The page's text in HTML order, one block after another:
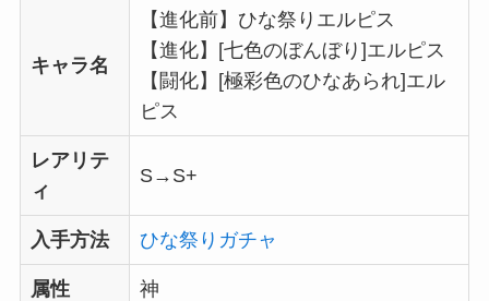
キャラ名
【進化前】ひな祭りエルピス
【進化】[七色のぼんぼり]エルピス
【闘化】[極彩色のひなあられ]エル
ピス
レアリテ
ィ
S→S+
入手方法 ひな祭りガチャ
属性 神